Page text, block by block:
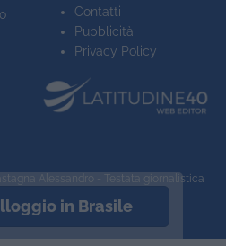
in Brasile
Contatti
Pubblicità
Privacy Policy
Alessandro - Testata giornalistica
n° 2063 Trib. VR